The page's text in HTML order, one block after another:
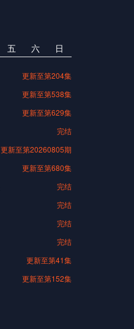
五 六 日
更新至第204集
更新至第538集
更新至第629集
完结
更新至第20260805期
更新至第680集
完结
完结
完结
完结
更新至第41集
更新至第152集